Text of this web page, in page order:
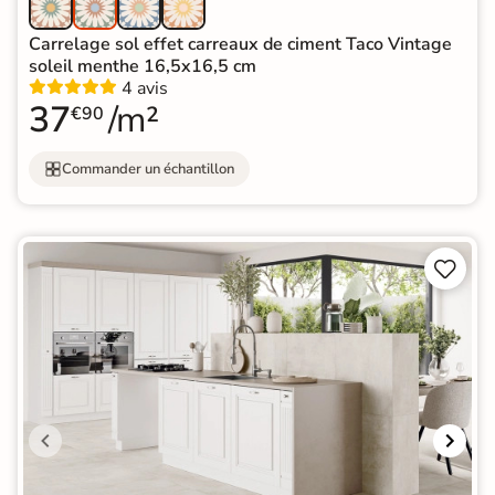
Carrelage sol effet carreaux de ciment Taco Vintage
soleil menthe 16,5x16,5 cm
4 avis
37€90 /m²
Commander un échantillon

